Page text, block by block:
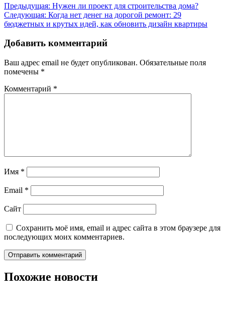
Навигация
по
Предыдущая: Нужен ли проект для строительства дома?
Следующая: Когда нет денег на дорогой ремонт: 29
бюджетных и крутых идей, как обновить дизайн квартиры
Добавить комментарий
Ваш адрес email не будет опубликован. Обязательные поля
помечены *
Комментарий *
Имя *
Email *
Сайт
Сохранить моё имя, email и адрес сайта в этом браузере для
последующих моих комментариев.
Похожие новости